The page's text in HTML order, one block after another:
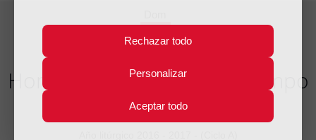
Rechazar todo
Personalizar
Aceptar todo
20
Ago
Homilía XX Domingo del tiempo
ordinario